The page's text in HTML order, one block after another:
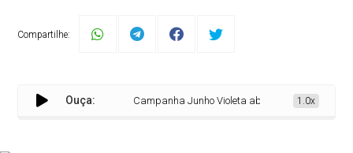
Compartilhe:
Ouça: Campanha Junho Violeta abre inscrições para
1.0x